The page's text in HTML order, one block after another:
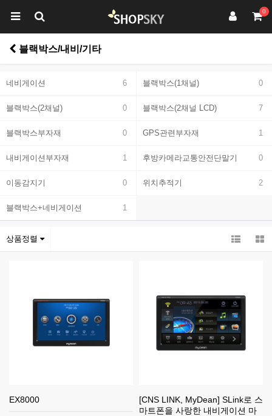
0
블랙박스/내비/기타
네비게이션 6 블랙박스(1채널) 0
블랙박스(2채널) 0 블랙박스(2채널 LCD) 7
블랙박스부자재 0 GPS관련부자재 1
내비게이션부자재 1 후방카메라교통안전단말기 0
이동감지기 0 위치추적기 2
블랙박스+네비게이션 1
상품정렬
EX8000
[CNS LINK, MyDean] SLink로 스
마트폰을 사랑한 내비게이션 마